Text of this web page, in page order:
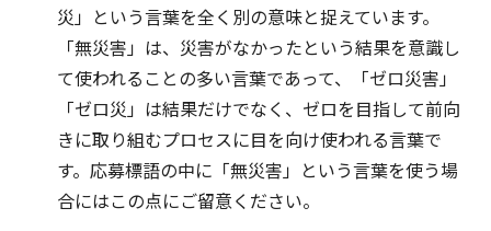
災」という言葉を全く別の意味と捉えています。
「無災害」は、災害がなかったという結果を意識し
て使われることの多い言葉であって、「ゼロ災害」
「ゼロ災」は結果だけでなく、ゼロを目指して前向
きに取り組むプロセスに目を向け使われる言葉で
す。応募標語の中に「無災害」という言葉を使う場
合にはこの点にご留意ください。